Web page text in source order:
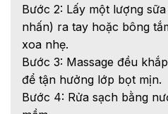
Bước 2: Lấy một lượng
nhấn) ra tay hoặc bông
xoa nhẹ.
Bước 3: Massage đều
để tận hưởng lớp bọt mịn.
Bước 4: Rửa sạch bằng